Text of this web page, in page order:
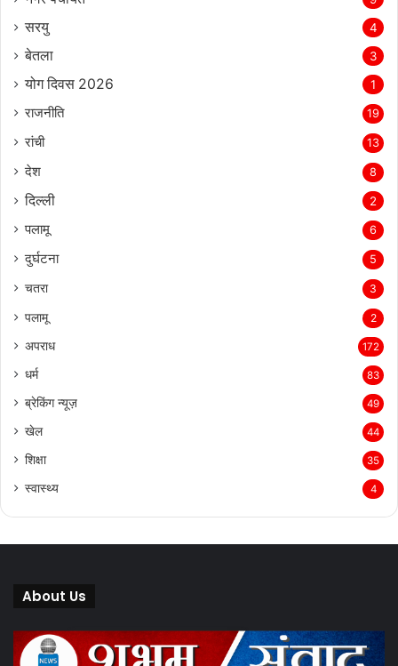
सरयु 4
बेतला 3
योग दिवस 2026 1
राजनीति 19
रांची 13
देश 8
दिल्‍ली 2
पलामू 6
दुर्घटना 5
चतरा 3
पलामू 2
अपराध 172
धर्म 83
ब्रेकिंग न्यूज़ 49
खेल 44
शिक्षा 35
स्वास्थ्य 4
About Us